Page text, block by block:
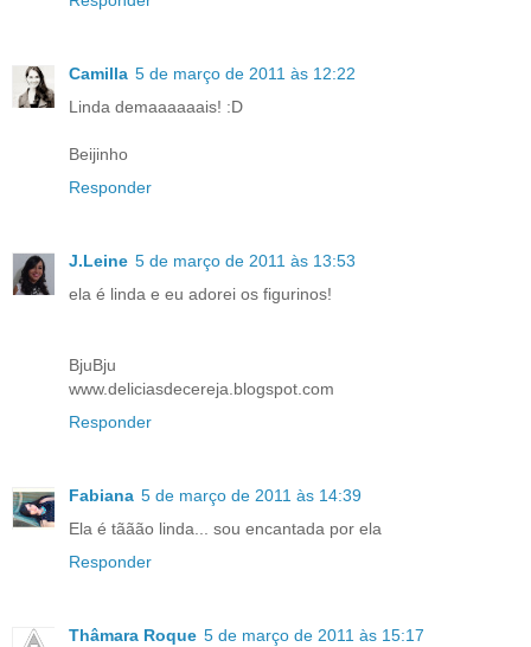
Camilla 5 de março de 2011 às 12:22
Linda demaaaaaais! :D
Beijinho
Responder
J.Leine 5 de março de 2011 às 13:53
ela é linda e eu adorei os figurinos!
BjuBju
www.deliciasdecereja.blogspot.com
Responder
Fabiana 5 de março de 2011 às 14:39
Ela é tããão linda... sou encantada por ela
Responder
Thâmara Roque 5 de março de 2011 às 15:17